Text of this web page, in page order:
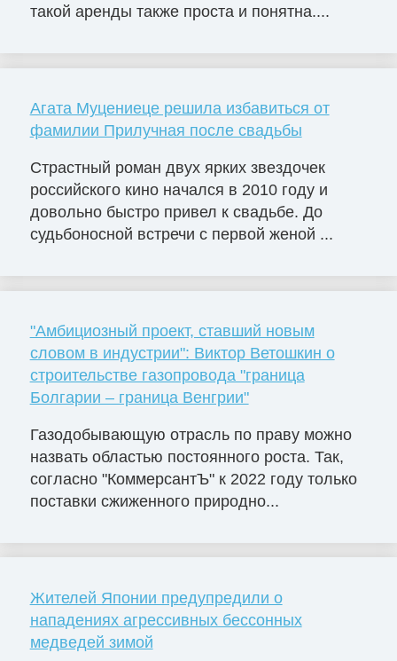
такой аренды также проста и понятна....
Агата Муцениеце решила избавиться от
фамилии Прилучная после свадьбы
Страстный роман двух ярких звездочек
российского кино начался в 2010 году и
довольно быстро привел к свадьбе. До
судьбоносной встречи с первой женой ...
"Амбициозный проект, ставший новым
словом в индустрии": Виктор Ветошкин о
строительстве газопровода "граница
Болгарии – граница Венгрии"
Газодобывающую отрасль по праву можно
назвать областью постоянного роста. Так,
согласно "КоммерсантЪ" к 2022 году только
поставки сжиженного природно...
Жителей Японии предупредили о
нападениях агрессивных бессонных
медведей зимой